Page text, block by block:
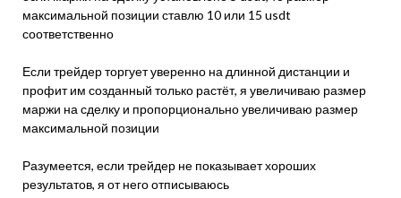
максимальной позиции ставлю 10 или 15 usdt
соответственно
Если трейдер торгует уверенно на длинной дистанции и
профит им созданный только растёт, я увеличиваю размер
маржи на сделку и пропорционально увеличиваю размер
максимальной позиции
Разумеется, если трейдер не показывает хороших
результатов, я от него отписываюсь